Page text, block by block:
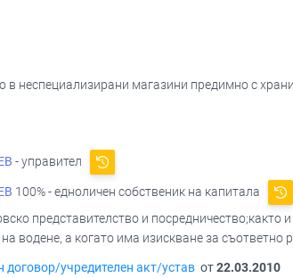
в неспециализирани магазини предимно с
- управител
100% - едноличен собственик на капитала
представителство и посредничество;както
водене, а когато има изискване за
договор/учредителен акт/устав от22.03.2010